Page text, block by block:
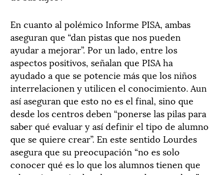
En cuanto al polémico Informe PISA, ambas
aseguran que “dan pistas que nos pueden
ayudar a mejorar”. Por un lado, entre los
aspectos positivos, señalan que PISA ha
ayudado a que se potencie más que los niños
interrelacionen y utilicen el conocimiento. Aun
así aseguran que esto no es el final, sino que
desde los centros deben “ponerse las pilas para
saber qué evaluar y así definir el tipo de alumno
que se quiere crear”. En este sentido Lourdes
asegura que su preocupación “no es solo
conocer qué es lo que los alumnos tienen que